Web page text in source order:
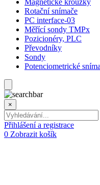
Magnetické kroužky
Rotační snímače
PC interface-03
Měřící sondy TMPx
Pozicionéry, PLC
Převodníky
Sondy
Potenciometrické
×
Přihlášení a registrace
0 Zobrazit košík